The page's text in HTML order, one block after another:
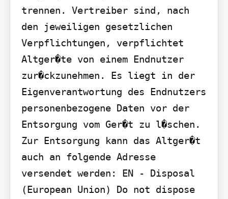
trennen. Vertreiber sind, nach
den jeweiligen gesetzlichen
Verpflichtungen, verpflichtet
Altger�te von einem Endnutzer
zur�ckzunehmen. Es liegt in der
Eigenverantwortung des Endnutzers
personenbezogene Daten vor der
Entsorgung vom Ger�t zu l�schen.
Zur Entsorgung kann das Altger�t
auch an folgende Adresse
versendet werden: EN - Disposal
(European Union) Do not dispose